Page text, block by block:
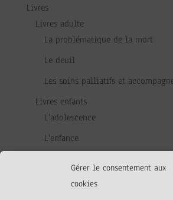
Gérer le consentement aux
cookies
Livres
Livres adulte
La problématique de la mort
Le deuil
Les soins palliatifs et
Livres enfants
L'adolescence
L'enfance